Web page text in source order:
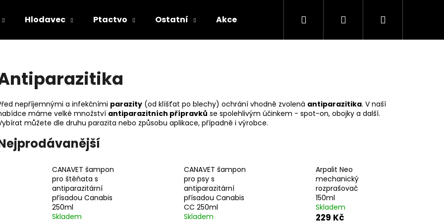
Hlodavec Ptactvo Ostatní Akce Kontakty
Hledat PřihlášeníNákupní
nepříjemnými a infekčními parazity (od klíšťat po blechy) ochrání vhodně zvolená antiparazitika. V naší
máme velké množství antiparazitních přípravků se spolehlivým účinkem - spot-on, obojky a další.
můžete dle druhu parazita nebo způsobu aplikace, případně i výrobce.
CANAVET šampon
pro štěňata s
antiparazitární
přísadou Canabis
250ml
Skladem
CANAVET šampon
pro psy s
antiparazitární
přísadou Canabis
CC 250ml
Skladem
Arpalit Neo
mechanický
rozprašovač
150ml
Skladem
229 Kč
Doporučujeme
Následující